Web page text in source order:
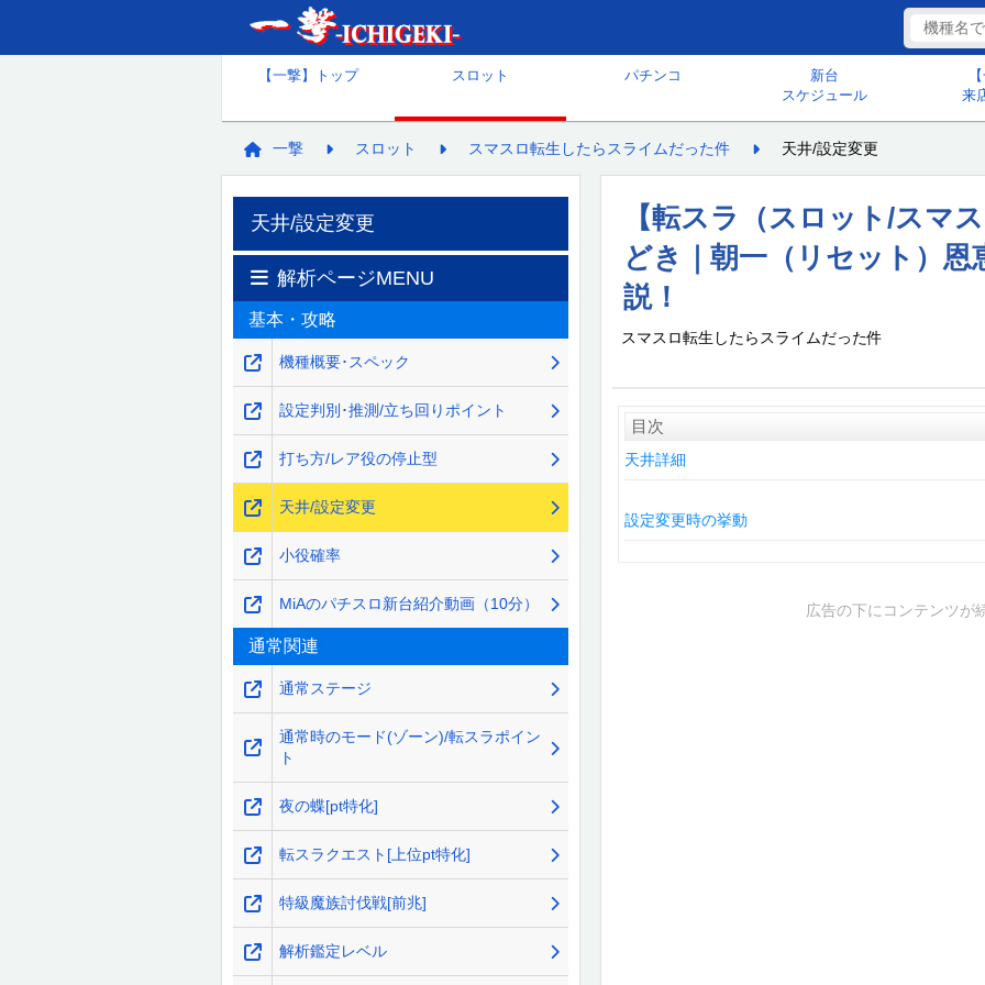
【一撃】トップ スロット パチンコ
新台
スケジュール
来
一撃 スロット スマスロ転生したらスライムだった件 天井/設定変更
【転スラ（スロット/スマ
どき｜朝一（リセット）
説！
スマスロ転生したらスライムだった件
目次
天井詳細
設定変更時の挙動
広告の下にコンテンツが
天井/設定変更
解析ページMENU
基本・攻略
機種概要･スペック
設定判別･推測/立ち回りポイント
打ち方/レア役の停止型
天井/設定変更
小役確率
MiAのパチスロ新台紹介動画（10分）
通常関連
通常ステージ
通常時のモード(ゾーン)/転スラポイン
ト
夜の蝶[pt特化]
転スラクエスト[上位pt特化]
特級魔族討伐戦[前兆]
解析鑑定レベル